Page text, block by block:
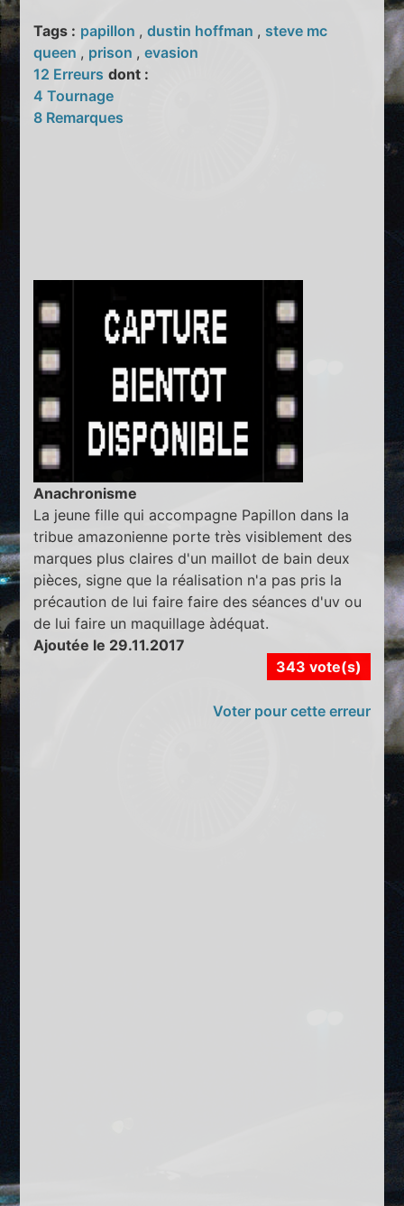
Tags : papillon ,dustin hoffman , steve mc
queen , prison ,evasion
12 Erreurs dont :
4 Tournage
8 Remarques
Anachronisme
La jeune fille qui accompagne Papillon dans la
tribue amazonienne porte très visiblement des
marques plus claires d'un maillot de bain deux
pièces, signe que la réalisation n'a pas pris la
précaution de lui faire faire des séances d'uv ou
de lui faire un maquillage àdéquat.
Ajoutée le 29.11.2017
343 vote(s)
Voter pour cette erreur